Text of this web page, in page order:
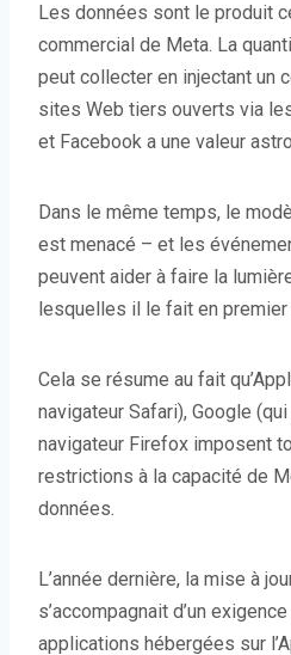
Les données sont le produit
commercial de Meta. La
peut collecter en injectant un
sites Web tiers ouverts via
et Facebook a une valeur
Dans le même temps, le
est menacé – et les
peuvent aider à faire la
lesquelles il le fait en premier
Cela se résume au fait
navigateur Safari), Google
navigateur Firefox imposent
restrictions à la capacité de
données.
L’année dernière, la mise à
s’accompagnait d’un
applications hébergées sur